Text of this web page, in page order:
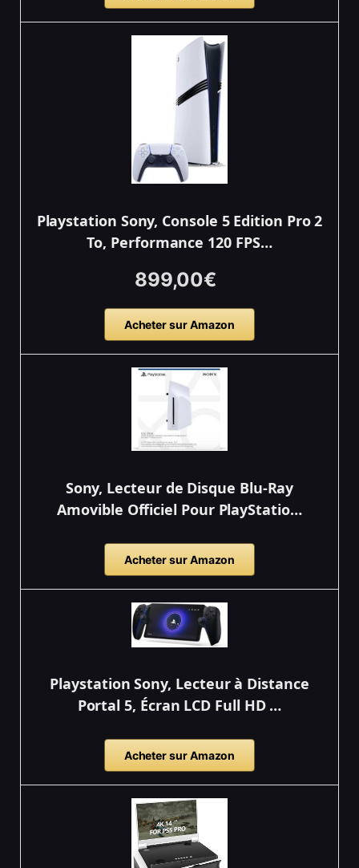
Playstation Sony, Console 5 Edition Pro 2
To, Performance 120 FPS…
899,00€
Acheter sur Amazon
Sony, Lecteur de Disque Blu-Ray
Amovible Officiel Pour PlayStatio…
Acheter sur Amazon
Playstation Sony, Lecteur à Distance
Portal 5, Écran LCD Full HD …
Acheter sur Amazon